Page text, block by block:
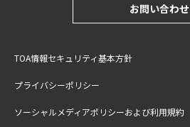
お問い合わせ
TOA情報セキュリティ基本方針
プライバシーポリシー
ソーシャルメディアポリシーおよび利用規約